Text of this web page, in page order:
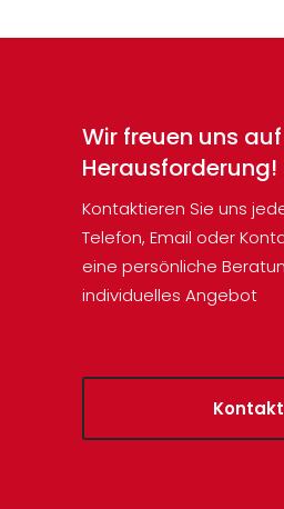
Wir freuen uns
Herausforderung!
Kontaktieren Sie uns
Telefon, Email oder
eine persönliche
individuelles Angebot
Kontakt